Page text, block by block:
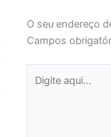
O seu endereço
Campos
aqui...